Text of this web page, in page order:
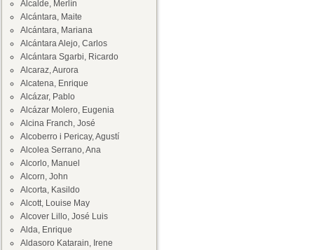
Alcalde, Merlín
Alcántara, Maite
Alcántara, Mariana
Alcántara Alejo, Carlos
Alcántara Sgarbi, Ricardo
Alcaraz, Aurora
Alcatena, Enrique
Alcázar, Pablo
Alcázar Molero, Eugenia
Alcina Franch, José
Alcoberro i Pericay, Agustí
Alcolea Serrano, Ana
Alcorlo, Manuel
Alcorn, John
Alcorta, Kasildo
Alcott, Louise May
Alcover Lillo, José Luis
Alda, Enrique
Aldasoro Katarain, Irene